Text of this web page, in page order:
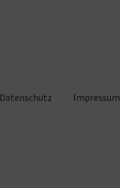
Datenschutz Impressum